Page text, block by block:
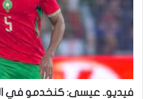
فيديو.. عيسى: كنخدمو في